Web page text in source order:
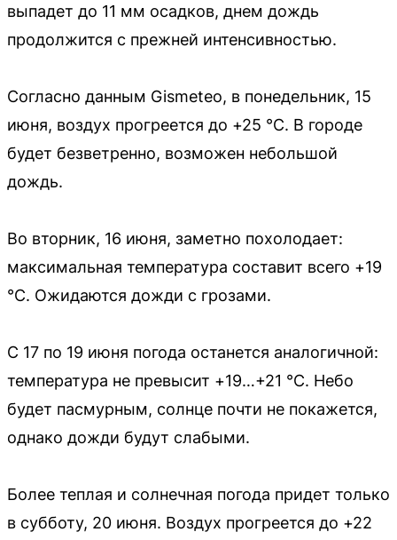
выпадет до 11 мм осадков, днем дождь
продолжится с прежней интенсивностью.
Согласно данным Gismeteo, в понедельник, 15
июня, воздух прогреется до +25 °C. В городе
будет безветренно, возможен небольшой
дождь.
Во вторник, 16 июня, заметно похолодает:
максимальная температура составит всего +19
°C. Ожидаются дожди с грозами.
С 17 по 19 июня погода останется аналогичной:
температура не превысит +19…+21 °C. Небо
будет пасмурным, солнце почти не покажется,
однако дожди будут слабыми.
Более теплая и солнечная погода придет только
в субботу, 20 июня. Воздух прогреется до +22